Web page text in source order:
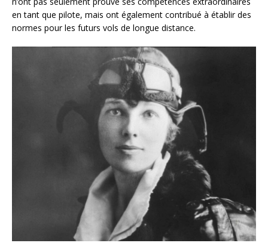
en tant que pilote, mais ont également contribué à établir des
normes pour les futurs vols de longue distance.